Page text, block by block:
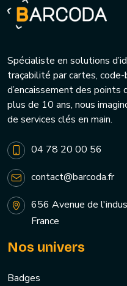
Spécialiste en solutions
traçabilité par cartes, code-
d’encaissement des points
plus de 10 ans, nous
de services clés en main.
04 78 20 00 56
contact@barcoda.fr
656 Avenue de
France
Nos univers
Badges